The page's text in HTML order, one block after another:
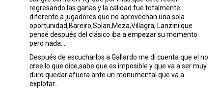
regresando las ganas y la calidad fue totalmente
diferente a jugadores que no aprovechan una sola
oportunidad,Bareiro,Solari,Meza,Villagra, Lanzini que
pensé después del clásico iba a empezar su momento
pero nada...
Después de escucharlos a Gallardo me di cuenta que el no
cree lo que dice,sabe que es imposible y que va a ser muy
duro quedar afuera ante un monumental que va a
explotar...